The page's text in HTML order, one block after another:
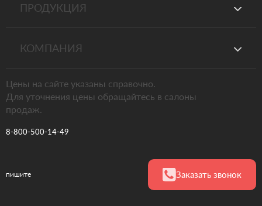
8-800-500-14-49
пишите Заказать звонок
Цены на сайте указаны справочно.
Для уточнения цены обращайтесь в салоны
продаж.
ПРОДУКЦИЯ
КОМПАНИЯ